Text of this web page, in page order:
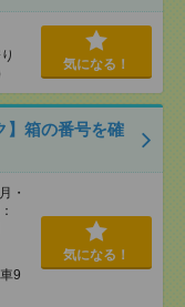
気になる！
】箱の番号を確
・
9
気になる！